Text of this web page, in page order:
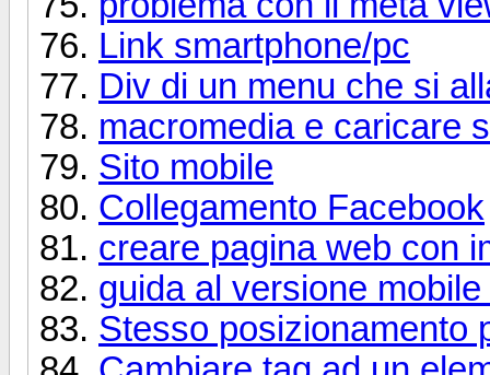
Link smartphone/pc
Div di un menu che si
macromedia e caricare
Sito mobile
Collegamento Facebook
creare pagina web con
guida al versione
Stesso posizionamento